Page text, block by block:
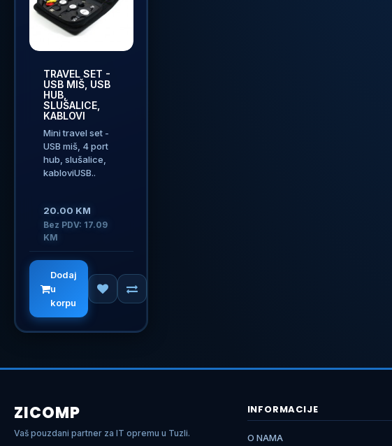
TRAVEL SET -
USB MIŠ, USB
HUB,
SLUŠALICE,
KABLOVI
Mini travel set -
USB miš, 4 port
hub, slušalice,
kabloviUSB..
20.00 KM
Bez PDV: 17.09
KM
Dodaj
u
korpu
ZICOMP
Vaš pouzdani partner za IT opremu u Tuzli.
INFORMACIJE
O NAMA